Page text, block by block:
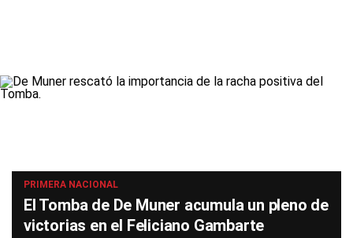
PRIMERA NACIONAL
El Tomba de De Muner acumula un pleno de
victorias en el Feliciano Gambarte